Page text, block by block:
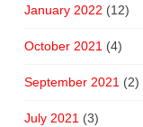
January 2022 (12)
October 2021 (4)
September 2021 (2)
July 2021 (3)